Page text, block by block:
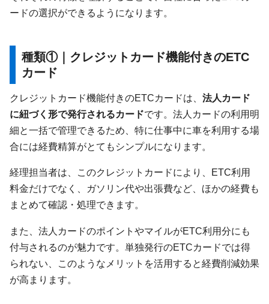
ードの選択ができるようになります。
種類①｜クレジットカード機能付きのETC
カード
クレジットカード機能付きのETCカードは、 法人カード
に紐づく形で発行されるカードです。法人カードの利用明
細と一括で管理できるため、特に仕事中に車を利用する場
合には経費精算がとてもシンプルになります。
経理担当者は、このクレジットカードにより、ETC利用
料金だけでなく、ガソリン代や出張費など、ほかの経費も
まとめて確認・処理できます。
また、法人カードのポイントやマイルがETC利用分にも
付与されるのが魅力です。単独発行のETCカードでは得
られない、このようなメリットを活用すると経費削減効果
が高まります。